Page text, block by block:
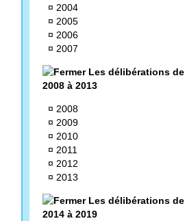
¤ 2004
¤ 2005
¤ 2006
¤ 2007
Les délibérations de
2008 à 2013
¤ 2008
¤ 2009
¤ 2010
¤ 2011
¤ 2012
¤ 2013
Les délibérations de
2014 à 2019